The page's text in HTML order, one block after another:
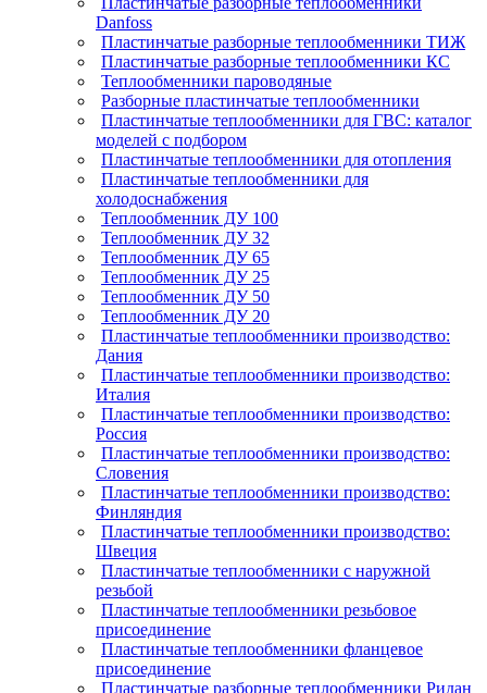
Danfoss
Пластинчатые разборные теплообменники ТИЖ
Пластинчатые разборные теплообменники КC
Теплообменники пароводяные
Разборные пластинчатые теплообменники
Пластинчатые теплообменники для ГВС: каталог
моделей с подбором
Пластинчатые теплообменники для отопления
Пластинчатые теплообменники для
холодоснабжения
Теплообменник ДУ 100
Теплообменник ДУ 32
Теплообменник ДУ 65
Теплообменник ДУ 25
Теплообменник ДУ 50
Теплообменник ДУ 20
Пластинчатые теплообменники производство:
Дания
Пластинчатые теплообменники производство:
Италия
Пластинчатые теплообменники производство:
Россия
Пластинчатые теплообменники производство:
Словения
Пластинчатые теплообменники производство:
Финляндия
Пластинчатые теплообменники производство:
Швеция
Пластинчатые теплообменники с наружной
резьбой
Пластинчатые теплообменники резьбовое
присоединение
Пластинчатые теплообменники фланцевое
присоединение
Пластинчатые разборные теплообменники Ридан